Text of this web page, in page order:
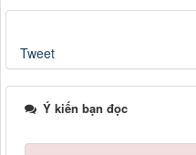
Tweet
Ý kiến bạn đọc